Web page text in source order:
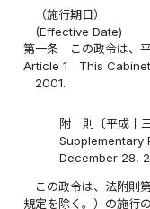
（施行期日）
(Effective Date)
第一条
この政令は、
Article 1
This
2001.
附 則〔平成十三
Supplementary
December 28,
この政令は、法附則
規定を除く。）の施行